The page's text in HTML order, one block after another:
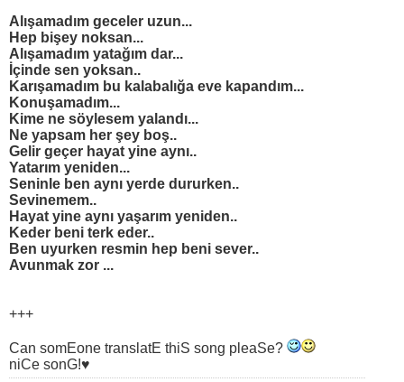
Alışamadım geceler uzun...
Hep bişey noksan...
Alışamadım yatağım dar...
İçinde sen yoksan..
Karışamadım bu kalabalığa eve kapandım...
Konuşamadım...
Kime ne söylesem yalandı...
Ne yapsam her şey boş..
Gelir geçer hayat yine aynı..
Yatarım yeniden...
Seninle ben aynı yerde dururken..
Sevinemem..
Hayat yine aynı yaşarım yeniden..
Keder beni terk eder..
Ben uyurken resmin hep beni sever..
Avunmak zor ...
+++
Can somEone translatE thiS song pleaSe?
niCe sonG!♥